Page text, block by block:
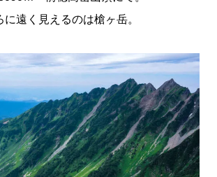
に遠く見えるのは槍ヶ岳。